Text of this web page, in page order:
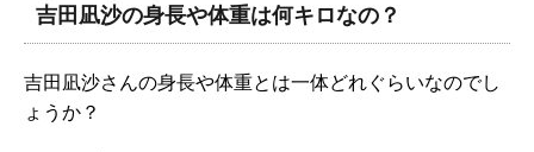
吉田凪沙の身長や体重は何キロなの？
吉田凪沙さんの身長や体重とは一体どれぐらいなのでし
ょうか？